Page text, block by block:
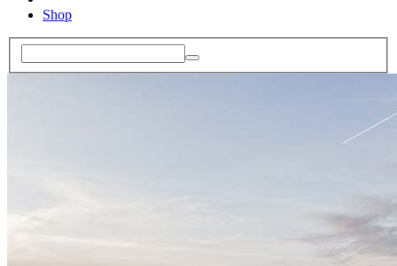
Shop